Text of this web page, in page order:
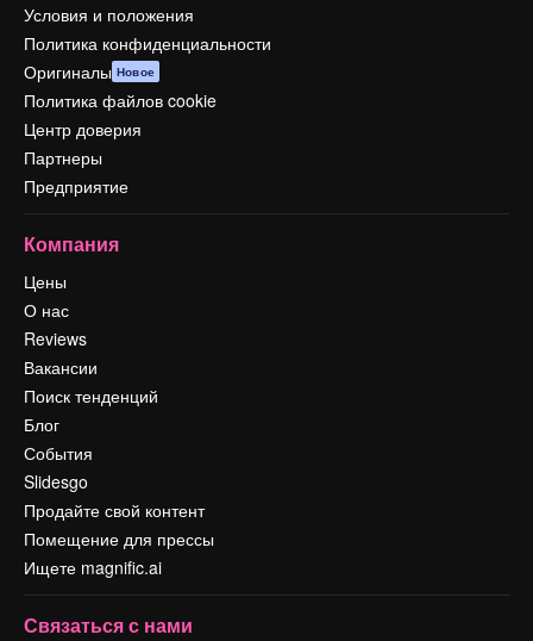
Условия и положения
Политика конфиденциальности
Оригиналы Новое
Политика файлов cookie
Центр доверия
Партнеры
Предприятие
Компания
Цены
О нас
Reviews
Вакансии
Поиск тенденций
Блог
События
Slidesgo
Продайте свой контент
Помещение для прессы
Ищете magnific.ai
Связаться с нами